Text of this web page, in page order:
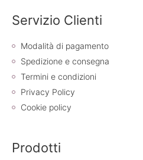
Servizio Clienti
Modalità di pagamento
Spedizione e consegna
Termini e condizioni
Privacy Policy
Cookie policy
Prodotti